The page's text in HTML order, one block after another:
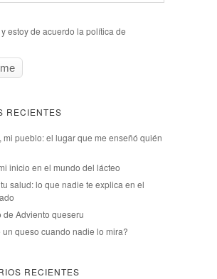
estoy de acuerdo la política de
RECIENTES
mi pueblo: el lugar que me enseñó quién
inicio en el mundo del lácteo
salud: lo que nadie te explica en el
de Adviento queseru
un queso cuando nadie lo mira?
RECIENTES